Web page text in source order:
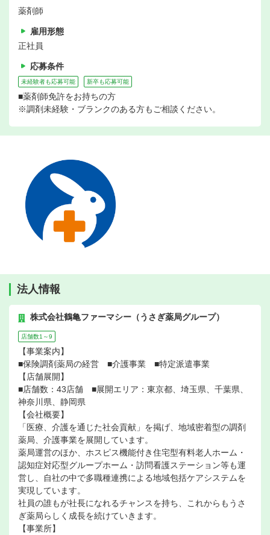
薬剤師
雇用形態
正社員
応募条件
未経験者も応募可能 新卒も応募可能
■薬剤師免許をお持ちの方
※調剤未経験・ブランクのある方もご相談ください。
法人情報
株式会社鶴亀ファーマシー（うさぎ薬局グループ）
店舗数1～9
【事業案内】
■保険調剤薬局の経営 ■介護事業 ■特定派遣事業
【店舗展開】
■店舗数：43店舗 ■展開エリア：東京都、埼玉県、千葉県、
神奈川県、静岡県
【会社概要】
「医療、介護を通じた社会貢献」を掲げ、地域密着型の調剤
薬局、介護事業を展開しています。
薬局運営のほか、ホスピス機能付き住宅型有料老人ホーム・
認知症対応型グループホーム・訪問看護ステーション等も運
営し、自社の中で多職種連携による地域包括ケアシステムを
実現しています。
社員の誰もが社長になれるチャンスを持ち、これからもうさ
ぎ薬局らしく成長を続けていきます。
【事業所】